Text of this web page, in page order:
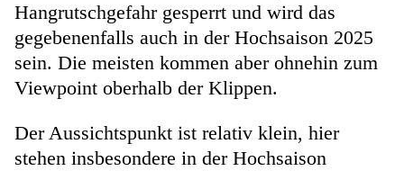
Hangrutschgefahr gesperrt und wird das
gegebenenfalls auch in der Hochsaison 2025
sein. Die meisten kommen aber ohnehin zum
Viewpoint oberhalb der Klippen.
Der Aussichtspunkt ist relativ klein, hier
stehen insbesondere in der Hochsaison